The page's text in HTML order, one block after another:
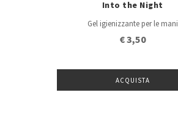
Into the Night
Gel igienizzante per le mani
€ 3,50
ACQUISTA